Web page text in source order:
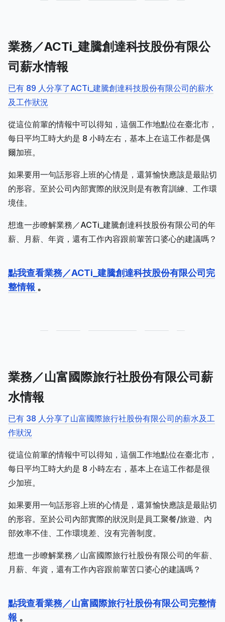
業務／ACTi_建騰創達科技股份有限公
司薪水情報
已有 89 人分享了ACTi_建騰創達科技股份有限公司的薪水
及工作狀況
從這位前輩的情報中可以得知，這個工作地點位在臺北市，
每日平均工時大約是 8 小時左右，基本上在這工作都是偶
爾加班。
如果要用一句話形容上班的心情是，還算愉快應該是最貼切
的形容。至於公司內部實際的狀況則是有教育訓練、工作環
境佳。
想進一步瞭解業務／ACTi_建騰創達科技股份有限公司的年
薪、月薪、年資，還有工作內容跟前輩苦口婆心的建議嗎？
點我查看業務／ACTi_建騰創達科技股份有限公司完
整情報 。
業務／山富國際旅行社股份有限公司薪
水情報
已有 38 人分享了山富國際旅行社股份有限公司的薪水及工
作狀況
從這位前輩的情報中可以得知，這個工作地點位在臺北市，
每日平均工時大約是 8 小時左右，基本上在這工作都是很
少加班。
如果要用一句話形容上班的心情是，還算愉快應該是最貼切
的形容。至於公司內部實際的狀況則是員工聚餐/旅遊、內
部效率不佳、工作環境差、沒有完善制度。
想進一步瞭解業務／山富國際旅行社股份有限公司的年薪、
月薪、年資，還有工作內容跟前輩苦口婆心的建議嗎？
點我查看業務／山富國際旅行社股份有限公司完整情
報 。